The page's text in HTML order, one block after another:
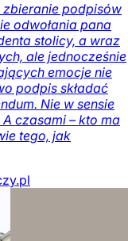
zbieranie podpisów
odwołania pana
stolicy, a wraz
ale jednocześnie
emocje nie
podpis składać
Nie w sensie
czasami – kto ma
tego, jak